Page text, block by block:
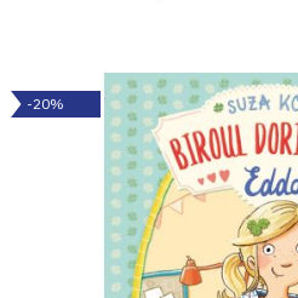
-20%